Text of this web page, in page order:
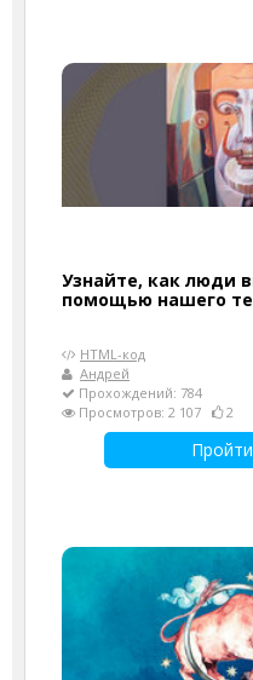
Узнайте, как люди
помощью нашего
HTML-код
Андрей
Прохождений: 784
Просмотров: 2 107
2